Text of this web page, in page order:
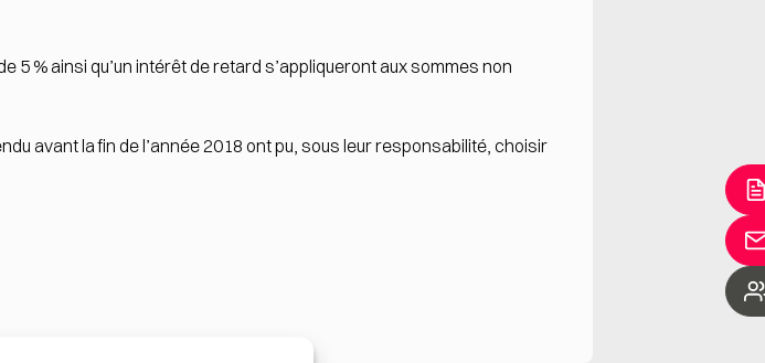
5 % ainsi qu’un intérêt de retard s’appliqueront aux sommes non
avant la fin de l’année 2018 ont pu, sous leur responsabilité, choisir